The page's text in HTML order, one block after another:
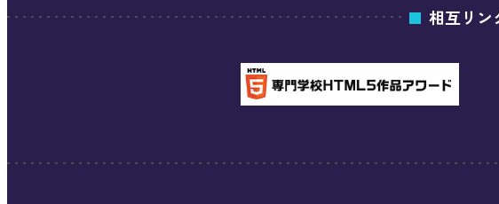
相互リン